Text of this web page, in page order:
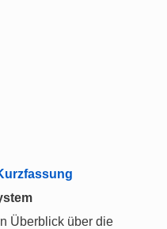
Überblick über die